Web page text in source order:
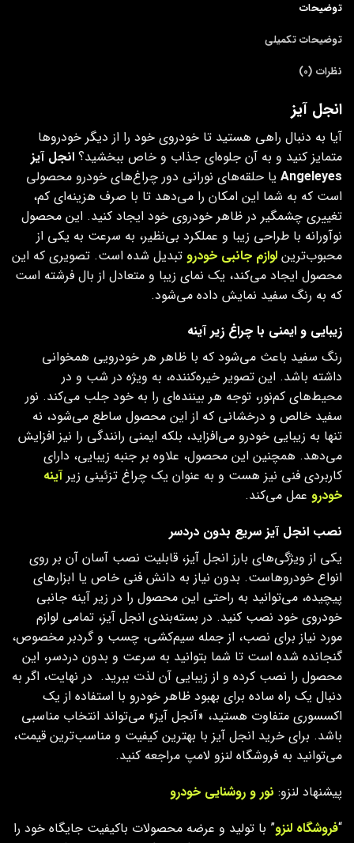
توضیحات
توضیحات تکمیلی
نظرات (0)
انجل آیز
آیا به دنبال راهی هستید تا خودروی خود را از دیگر خودروها
متمایز کنید و به آن جلوه‌ای جذاب و خاص ببخشید؟ انجل آیز
Angeleyes یا حلقه‌های نورانی دور چراغ‌های خودرو محصولی
است که به شما این امکان را می‌دهد تا با صرف هزینه‌ای کم،
تغییری چشمگیر در ظاهر خودروی خود ایجاد کنید. این محصول
نوآورانه با طراحی زیبا و عملکرد بی‌نظیر، به سرعت به یکی از
محبوب‌ترین لوازم جانبی خودرو تبدیل شده است. تصویری که این
محصول ایجاد می‌کند، یک نمای زیبا و متعادل از بال فرشته است
که به رنگ سفید نمایش داده می‌شود.
زیبایی و ایمنی با چراغ زیر آینه
رنگ سفید باعث می‌شود که با ظاهر هر خودرویی همخوانی
داشته باشد. این تصویر خیره‌کننده، به ویژه در شب و در
محیط‌های کم‌نور، توجه هر بیننده‌ای را به خود جلب می‌کند. نور
سفید خالص و درخشانی که از این محصول ساطع می‌شود، نه
تنها به زیبایی خودرو می‌افزاید، بلکه ایمنی رانندگی را نیز افزایش
می‌دهد. همچنین این محصول، علاوه بر جنبه زیبایی، دارای
کاربردی فنی نیز هست و به عنوان یک چراغ تزئینی زیرآینه
خودرو عمل می‌کند.
نصب انجل آیز سریع بدون دردسر
یکی از ویژگی‌های بارز انجل آیز، قابلیت نصب آسان آن بر روی
انواع خودروهاست. بدون نیاز به دانش فنی خاص یا ابزارهای
پیچیده، می‌توانید به راحتی این محصول را در زیر آینه جانبی
خودروی خود نصب کنید. در بسته‌بندی انجل آیز، تمامی لوازم
مورد نیاز برای نصب، از جمله سیم‌کشی، چسب و گردبر مخصوص،
گنجانده شده است تا شما بتوانید به سرعت و بدون دردسر، این
محصول را نصب کرده و از زیبایی آن لذت ببرید. در نهایت، اگر به
دنبال یک راه ساده برای بهبود ظاهر خودرو با استفاده از یک
اکسسوری متفاوت هستید، «آنجل آیز» می‌تواند انتخاب مناسبی
باشد. برای خرید انجل آیز با بهترین کیفیت و مناسب‌ترین قیمت،
می‌توانید به فروشگاه لنزو لامپ مراجعه کنید.
پیشنهاد لنزو: نور و روشنایی خودرو
“فروشگاه لنزو” با تولید و عرضه محصولات باکیفیت جایگاه خود را